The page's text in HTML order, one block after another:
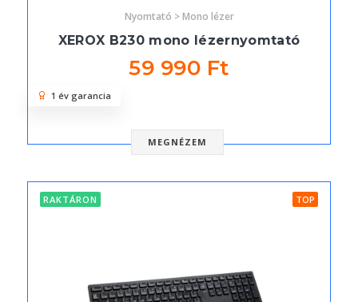
Nyomtató > Mono lézer
XEROX B230 mono lézernyomtató
59 990 Ft
MEGNÉZEM
1 év garancia
RAKTÁRON TOP